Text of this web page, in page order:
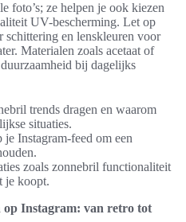
foto’s; ze helpen je ook kiezen
UV-bescherming. Let op
en lenskleuren voor
Materialen zoals acetaat of
bij dagelijks
trends dragen en waarom
situaties.
Instagram-feed om een
zoals zonnebril functionaliteit
je koopt.
Instagram: van retro tot